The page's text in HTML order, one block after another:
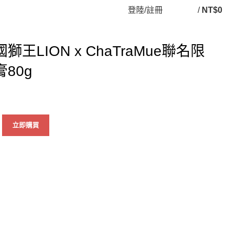
登陸/註冊 / NT$0
獅王LION x ChaTraMue聯名限
80g
立即購買